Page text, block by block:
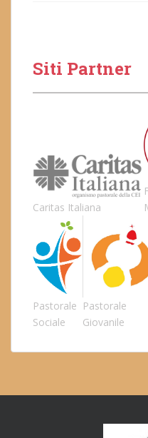
Siti Partner
Caritas Italiana
Pastorale
Sociale
Pastorale
Giovanile